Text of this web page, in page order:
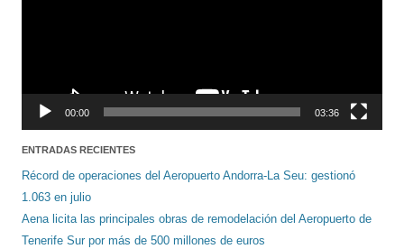
00:00 03:36
ENTRADAS RECIENTES
Récord de operaciones del Aeropuerto Andorra-La Seu: gestionó
1.063 en julio
Aena licita las principales obras de remodelación del Aeropuerto de
Tenerife Sur por más de 500 millones de euros